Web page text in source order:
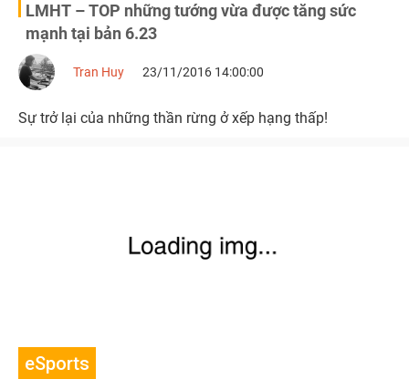
LMHT – TOP những tướng vừa được tăng sức
mạnh tại bản 6.23
Tran Huy 23/11/2016 14:00:00
Sự trở lại của những thần rừng ở xếp hạng thấp!
eSports